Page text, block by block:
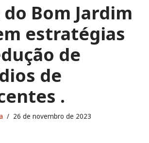
Bom Jardim
estratégias
de
de
.
26 de novembro de 2023